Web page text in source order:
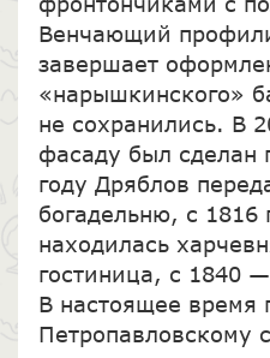
Венчающий
завершает
«нарышкинского»
не сохранились. В
фасаду был сделан
году Дряблов
богадельню, с 1816
находилась
гостиница, с 1840
В настоящее время
Петропавловскому